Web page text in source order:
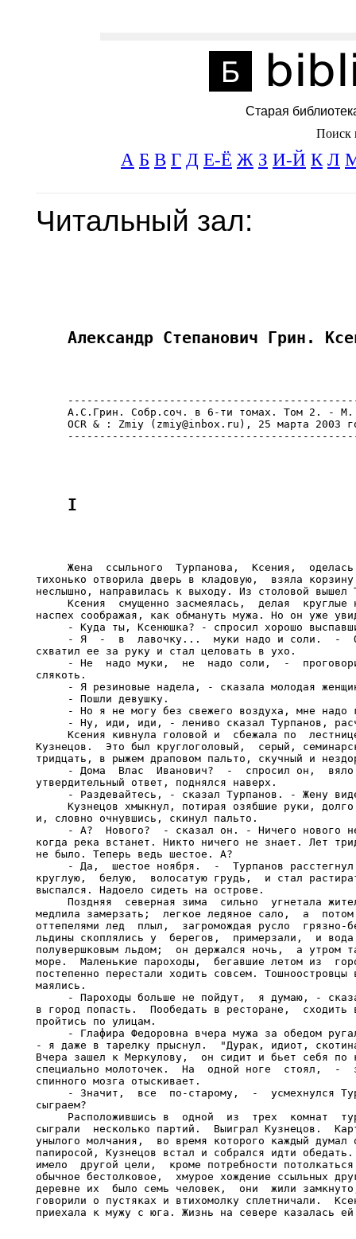
Старая
Поиск
А Б В Г Д Е-Ё Ж З И-Й К Л
Читальный зал:
А.С.Грин. Собр.соч. в 6-ти томах. Том 2. -
OCR & : Zmiy (zmiy@inbox.ru), 25 марта 2003
Жена  ссыльного  Турпанова,  Ксения,
тихонько отворила дверь в кладовую,  взяла
неслышно, направилась к выходу. Из столовой вышел
Ксения  смущенно засмеялась,  делая  круглые
наспех соображая, как обмануть мужа. Но он уже
- Куда ты, Ксенюшка? - спросил хорошо
- Я  -  в  лавочку...  муки надо и соли.  -
схватил ее за руку и стал целовать в ухо.
- Не  надо муки,  не  надо соли,  -
слякоть.
- Я резиновые надела, - сказала молодая
     - Пошли девушку.
- Но я не могу без свежего воздуха, мне надо
- Ну, иди, иди, - лениво сказал Турпанов,
Ксения кивнула головой и  сбежала по
Кузнецов.  Это был круглоголовый,  серый,
тридцать, в рыжем драповом пальто, скучный и
- Дома  Влас  Иванович?  -  спросил он,
утвердительный ответ, поднялся наверх.
- Раздевайтесь, - сказал Турпанов. - Жену
Кузнецов хмыкнул, потирая озябшие руки,
и, словно очнувшись, скинул пальто.
- А?  Нового?  - сказал он. - Ничего нового
когда река встанет. Никто ничего не знает. Лет
не было. Теперь ведь шестое. А?
- Да,  шестое ноября.  -  Турпанов
круглую,  белую,  волосатую грудь,  и стал
выспался. Надоело сидеть на острове.
Поздняя  северная зима  сильно  угнетала
медлила замерзать;  легкое ледяное сало,  а
оттепелями лед  плыл,  загромождая русло  грязно-
льдины скоплялись у  берегов,  примерзали,  и вода
полувершковым льдом;  он держался ночь,  а утром
море.  Маленькие пароходы,  бегавшие летом из
постепенно перестали ходить совсем.
маялись.
- Пароходы больше не пойдут,  я думаю, -
в город попасть.  Пообедать в ресторане,  сходить
пройтись по улицам.
- Глафира Федоровна вчера мужа за обедом
- я даже в тарелку прыснул.  "Дурак, идиот,
Вчера зашел к Меркулову,  он сидит и бьет себя по
специально молоточек.  На  одной ноге  стоял,  -
спинного мозга отыскивает.
- Значит,  все  по-старому,  -  усмехнулся
сыграем?
Расположившись в  одной  из  трех  комнат
сыграли  несколько партий.  Выиграл Кузнецов.
унылого молчания,  во время которого каждый
папиросой, Кузнецов встал и собрался идти
имело  другой цели,  кроме потребности
обычное бестолковое,  хмурое хождение ссыльных
деревне их  было семь человек,  они  жили
говорили о пустяках и втихомолку сплетничали.